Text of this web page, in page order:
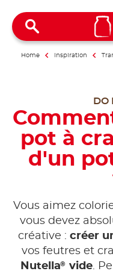
Home Inspiration
DO
pot à
d'un
Vous aimez
vous devez
créative : créer
vos feutres et
Nutella® vide.